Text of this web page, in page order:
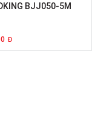
BJJ050-5M
Đ